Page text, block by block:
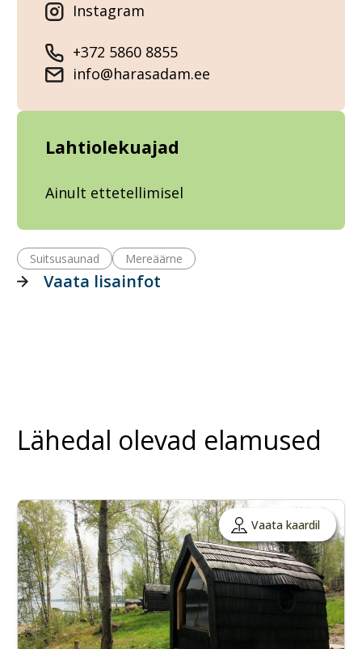
Instagram
+372 5860 8855
info@harasadam.ee
Lahtiolekuajad
Ainult ettetellimisel
Suitsusaunad Mereäärne
Vaata lisainfot
Lähedal olevad elamused
Vaata kaardil